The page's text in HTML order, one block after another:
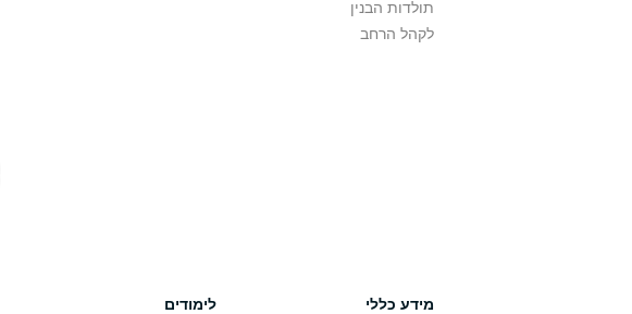
תולדות הבנין
לקהל הרחב
מידע כללי
לימודים